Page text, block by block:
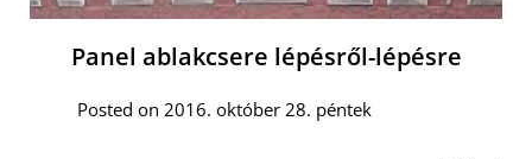
Panel ablakcsere lépésről-lépésre
Posted on 2016. október 28. péntek